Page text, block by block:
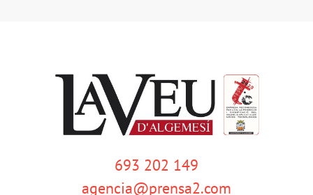
693 202 149
agencia@prensa2.com